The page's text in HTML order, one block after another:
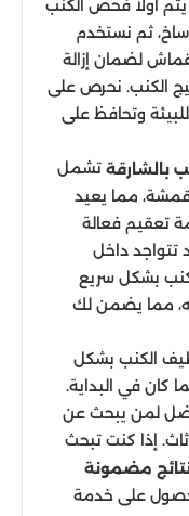
أولاً فحص الكنب
ثم نستخدم
لضمان إزالة
الكنب. نحرص على
وتحافظ على
بالشارقة تشمل
مما يعيد
تعقيم فعالة
تتواجد داخل
بشكل سريع
مما يضمن لك
الكنب بشكل
كان في البداية.
لمن يبحث عن
إذا كنت تبحث
مضمونة
على خدمة